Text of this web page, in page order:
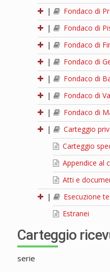
|
Fondaco di
|
Fondaco di
|
Fondaco di
|
Fondaco di
|
Fondaco di
|
Fondaco di
|
Fondaco di
|
Carteggio
Carteggio
Appendice al
Atti e
|
Esecuzione
Estranei
Carteggio
serie